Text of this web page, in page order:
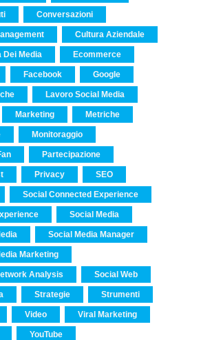
Conversazioni
Cultura Aziendale
Dei Media Ecommerce
Facebook Google
Lavoro Social Media
Marketing Metriche
Monitoraggio
Partecipazione
Privacy SEO
Social Connected Experience
Social Media
Social Media Manager
Marketing
Analysis Social Web
Strategie Strumenti
Video Viral Marketing
YouTube